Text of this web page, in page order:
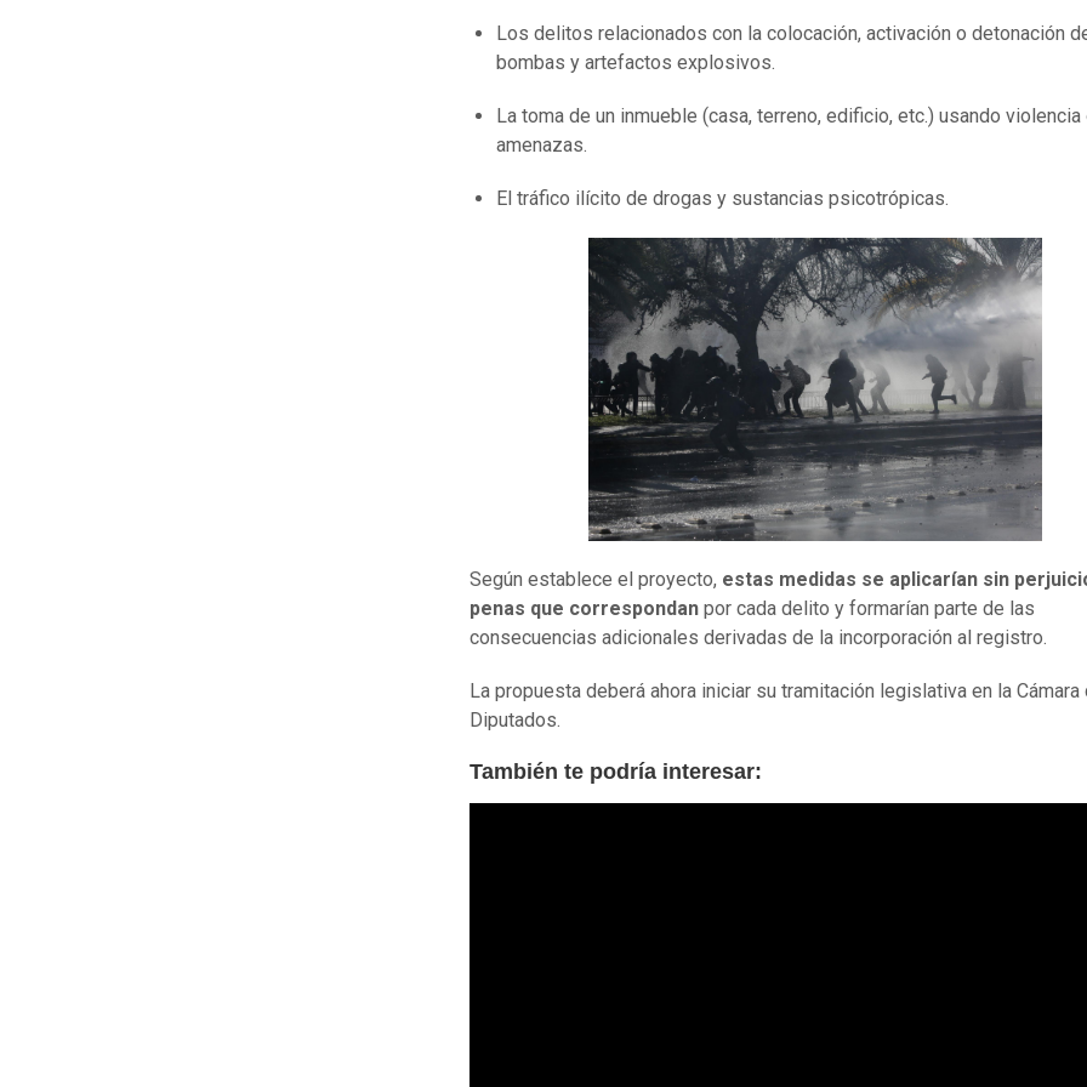
Los delitos relacionados con la colocación, activación o detonación
bombas y artefactos explosivos.
La toma de un inmueble (casa, terreno, edificio, etc.) usando violencia
amenazas.
El tráfico ilícito de drogas y sustancias psicotrópicas.
Según establece el proyecto, estas medidas se aplicarían sin
penas que correspondan por cada delito y formarían parte de las
consecuencias adicionales derivadas de la incorporación al registro.
La propuesta deberá ahora iniciar su tramitación legislativa en la Cámara
Diputados.
También te podría interesar: